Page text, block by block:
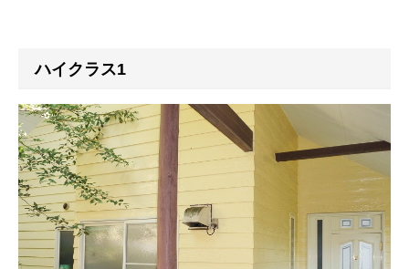
実は、札幌の平均気温8.5℃よりも低く、とても涼しい軽井沢で
秋冬では、防寒着が手放せません。
お出かけになる際には、1枚余分に持ってお出かけすることをお
勧め致します。
12月～4月にお車でお越しの方は、スタッドレスタイヤが必須に
なります。
ハイクラス1